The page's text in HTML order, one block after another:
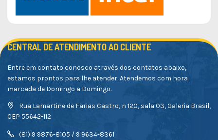
CENTRAL DE ATENDIMENTO AO CLIENTE
Entre em contato conosco através dos contatos abaixo,
estamos prontos para lhe atender. Atendemos com hora
marcada de Domingo a Domingo.
Rua Lamartine de Farias Castro, n 120, sala 03, Galeria Brasil,
CEP 55642-112
(81) 9 9876-8105 / 9 9634-8361